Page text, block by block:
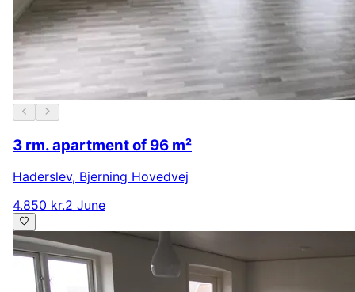
3 rm. apartment of 96 m²
Haderslev, Bjerning Hovedvej
4.850 kr.2 June